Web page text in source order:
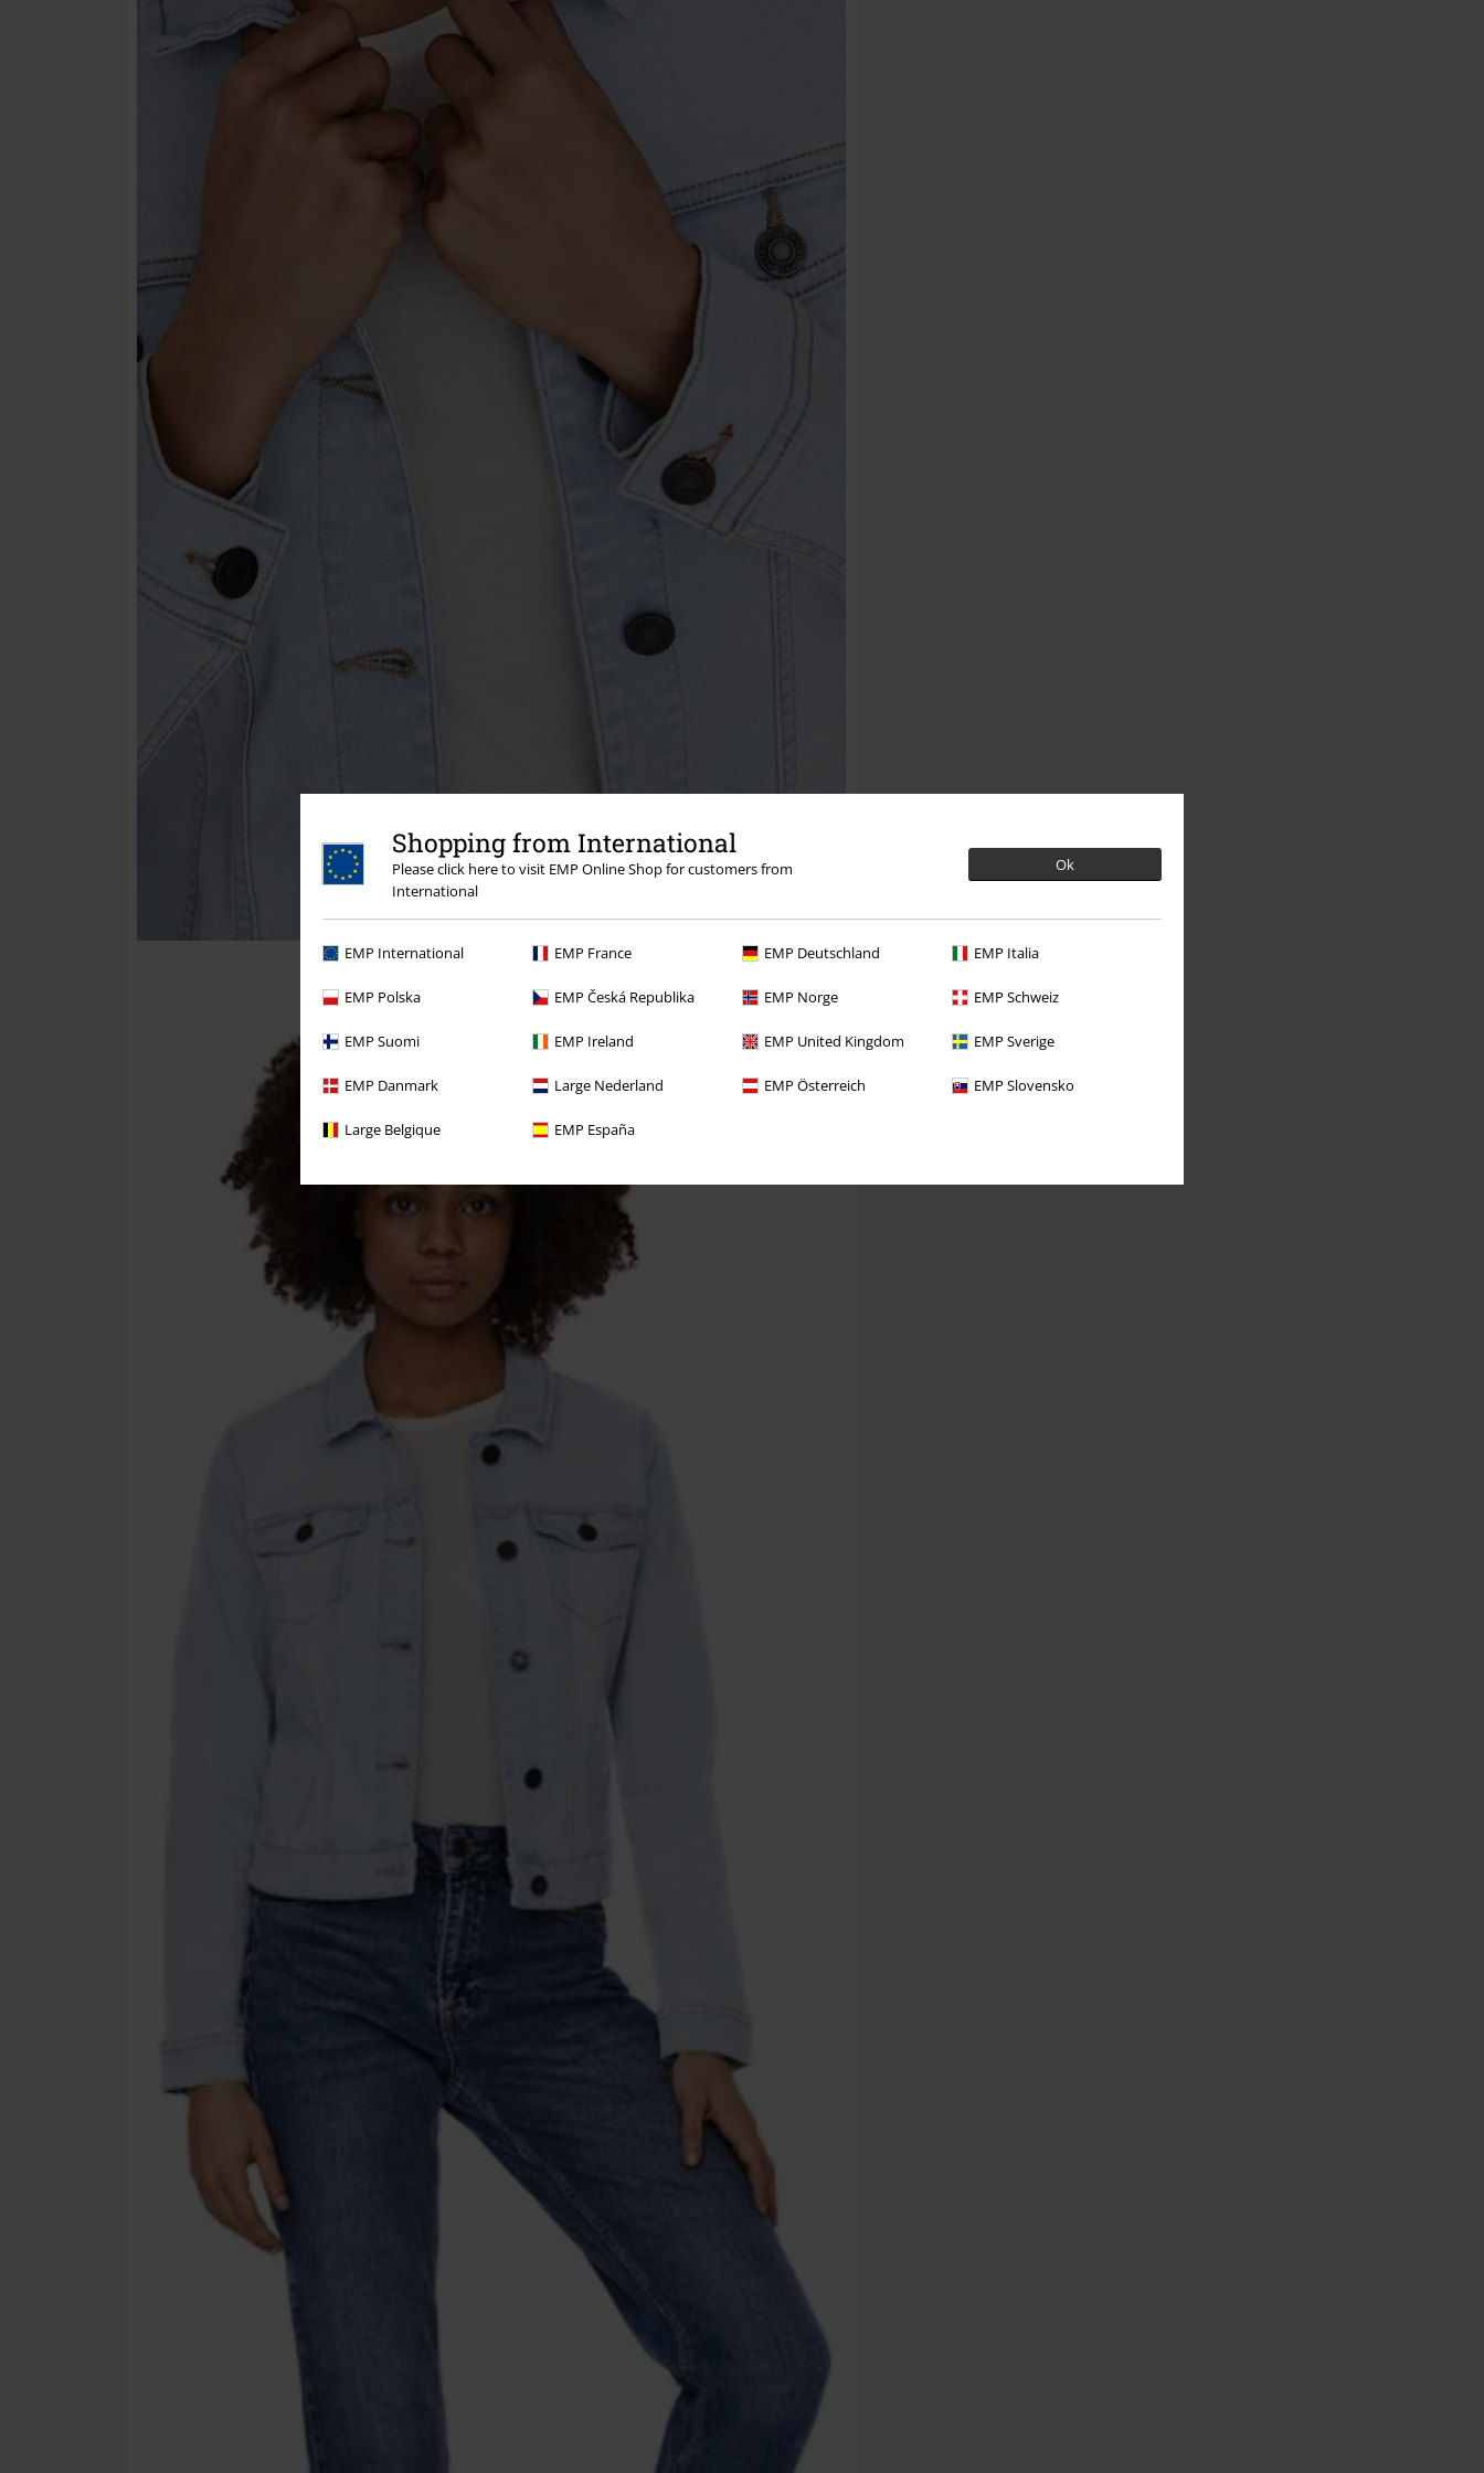
Shopping from International
Please click here to visit EMP Online Shop for customers from
International
Ok
EMP International EMP France EMP Deutschland EMP Italia
EMP Polska EMP Česká Republika EMP Norge EMP Schweiz
EMP Suomi EMP Ireland EMP United Kingdom EMP Sverige
EMP Danmark Large Nederland EMP Österreich EMP Slovensko
Large Belgique EMP España